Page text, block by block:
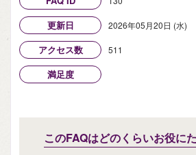
更新日 2026年05月20日 (水)
アクセス数 511
満足度
このFAQはどのくらいお役に